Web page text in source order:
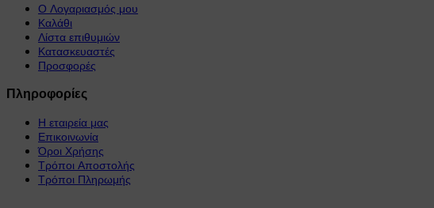
Ο Λογαριασμός μου
Καλάθι
Λίστα επιθυμιών
Κατασκευαστές
Προσφορές
Πληροφορίες
Η εταιρεία μας
Επικοινωνία
Όροι Χρήσης
Τρόποι Αποστολής
Τρόποι Πληρωμής